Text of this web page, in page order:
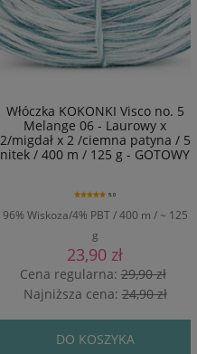
Włóczka KOKONKI Visco no. 5
Melange 06 - Laurowy x
2/migdał x 2 /ciemna patyna / 5
nitek / 400 m / 125 g - GOTOWY
96% Wiskoza/4% PBT / 400 m / ~ 125
g
5.0
23,90 zł
Cena regularna:29,90 zł
Najniższa cena:24,90 zł
DO KOSZYKA